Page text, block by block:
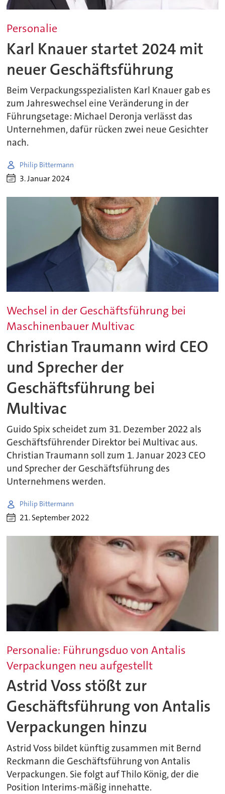
Personalie
Karl Knauer startet 2024 mit
neuer Geschäftsführung
Beim Verpackungsspezialisten Karl Knauer gab es
zum Jahreswechsel eine Veränderung in der
Führungsetage: Michael Deronja verlässt das
Unternehmen, dafür rücken zwei neue Gesichter
nach.
Philip Bittermann
3. Januar 2024
Wechsel in der Geschäftsführung bei
Maschinenbauer Multivac
Christian Traumann wird CEO
und Sprecher der
Geschäftsführung bei
Multivac
Guido Spix scheidet zum 31. Dezember 2022 als
Geschäftsführender Direktor bei Multivac aus.
Christian Traumann soll zum 1. Januar 2023 CEO
und Sprecher der Geschäftsführung des
Unternehmens werden.
Philip Bittermann
21. September 2022
Personalie: Führungsduo von Antalis
Verpackungen neu aufgestellt
Astrid Voss stößt zur
Geschäftsführung von Antalis
Verpackungen hinzu
Astrid Voss bildet künftig zusammen mit Bernd
Reckmann die Geschäftsführung von Antalis
Verpackungen. Sie folgt auf Thilo König, der die
Position Interims-mäßig innehatte.